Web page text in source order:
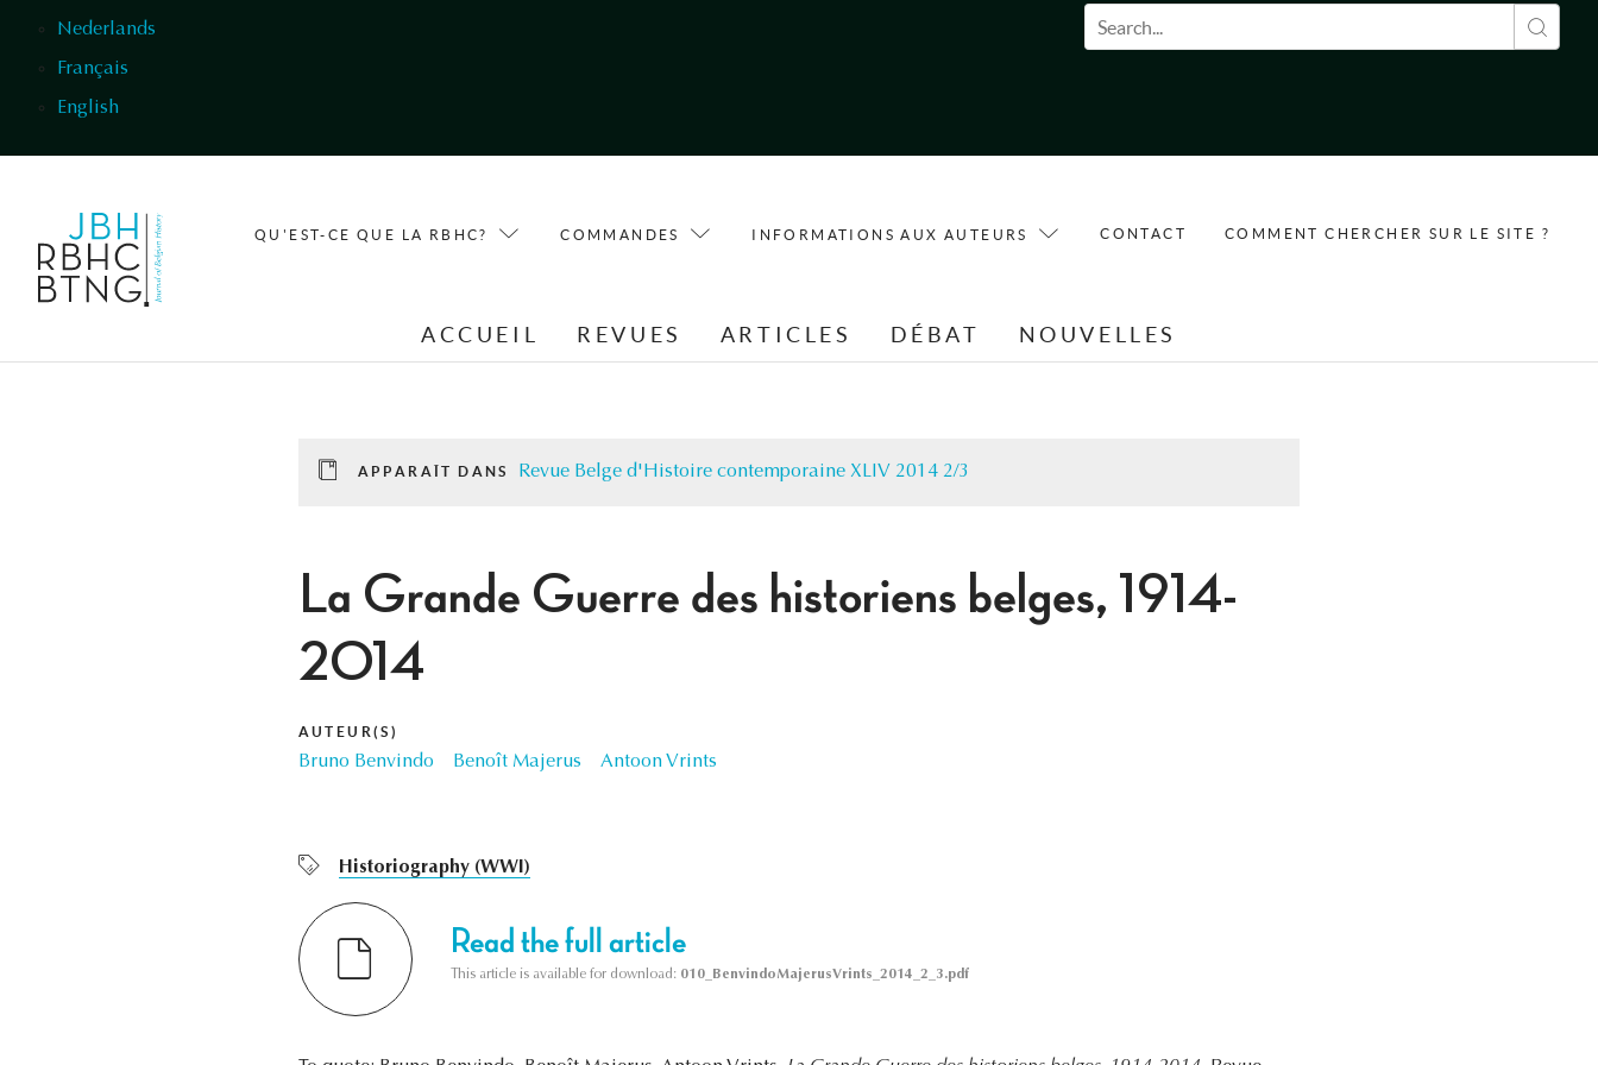
Nederlands
Français
English
Formulaire de recherche
QU'EST-CE QUE LA RBHC? COMMANDES INFORMATIONS AUX AUTEURS CONTACT COMMENT CHERCHER SUR LE SITE ?
ACCUEIL REVUES ARTICLES DÉBAT NOUVELLES
APPARAÎT DANS Revue Belge d'Histoire contemporaine XLIV 2014 2/3
La Grande Guerre des historiens belges, 1914-
2014
AUTEUR(S)
Bruno Benvindo Benoît Majerus Antoon Vrints
Historiography (WWI)
Read the full article
This article is available for download: 010_BenvindoMajerusVrints_2014_2_3.pdf